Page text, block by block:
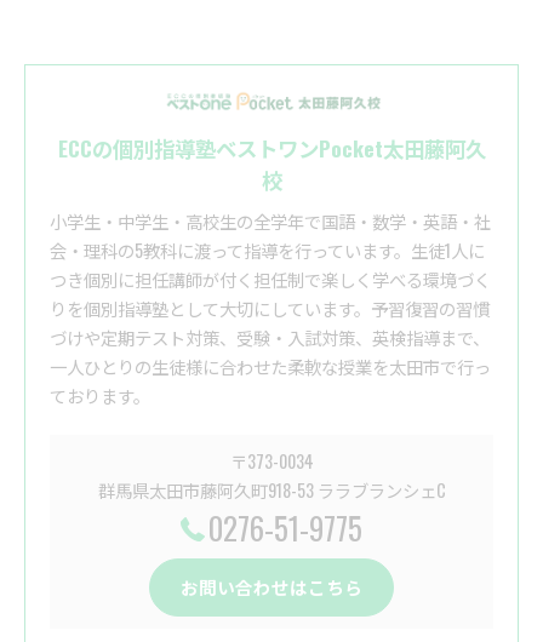
ECCの個別指導塾ベストワンPocket太田藤阿久
校
小学生・中学生・高校生の全学年で国語・数学・英語・社
会・理科の5教科に渡って指導を行っています。生徒1人に
つき個別に担任講師が付く担任制で楽しく学べる環境づく
りを個別指導塾として大切にしています。予習復習の習慣
づけや定期テスト対策、受験・入試対策、英検指導まで、
一人ひとりの生徒様に合わせた柔軟な授業を太田市で行っ
ております。
〒373-0034
群馬県太田市藤阿久町918-53 ララブランシェC
0276-51-9775
お問い合わせはこちら